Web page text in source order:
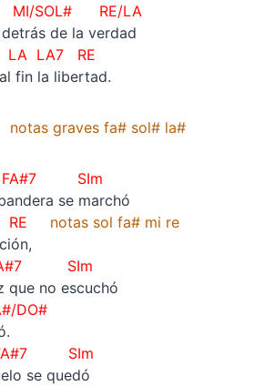
MI/SOL# RE/LA
de la verdad
RE
fin la libertad.
notas graves fa# sol# la#
SIm
se marchó
notas sol fa# mi re
SIm
que no escuchó
SIm
se quedó